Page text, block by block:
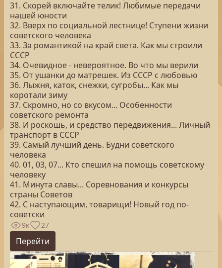
31. Скорей включайте телик! Любимые передачи
нашей юности
32. Вверх по социальной лестнице! Ступени жизни
советского человека
33. За романтикой на край света. Как мы строили
СССР
34. Очевидное - невероятное. Во что мы верили
35. От ушанки до матрешек. Из СССР с любовью
36. Лыжня, каток, снежки, сугробы... Как мы
коротали зиму
37. Скромно, но со вкусом... Особенности
советского ремонта
38. И роскошь, и средство передвижения... Личный
транспорт в СССР
39. Самый лучший день. Будни советского
человека
40. 01, 03, 07... Кто спешил на помощь советскому
человеку
41. Минута славы... Соревнования и конкурсы
страны Советов
42. С наступающим, товарищи! Новый год по-
советски
9к 27
Перейти